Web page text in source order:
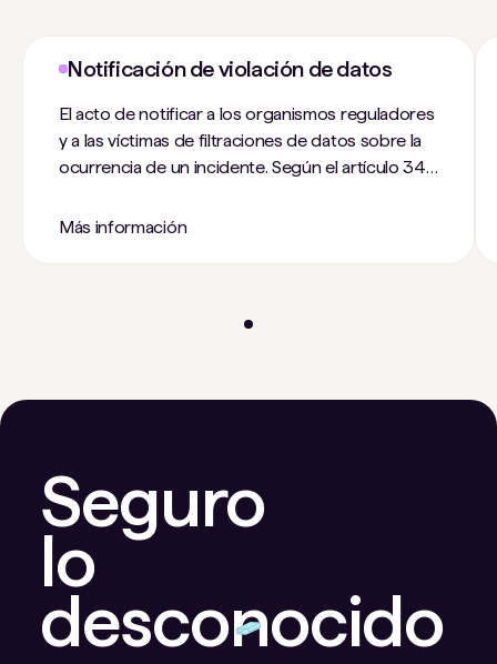
Notificación de violación de datos
El acto de notificar a los organismos reguladores
y a las víctimas de filtraciones de datos sobre la
ocurrencia de un incidente. Según el artículo 34
usuarios afectados en un plazo de 72 horas
Más información
Seguro
lo
desconocido